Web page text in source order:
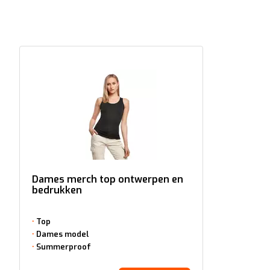
Dames merch top ontwerpen en
bedrukken
Top
Dames model
Summerproof